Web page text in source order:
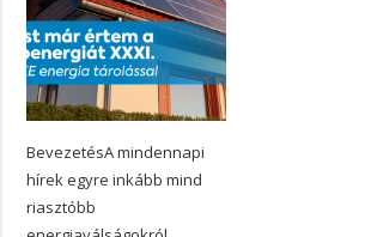
BevezetésA mindennapi
hírek egyre inkább mind
riasztóbb